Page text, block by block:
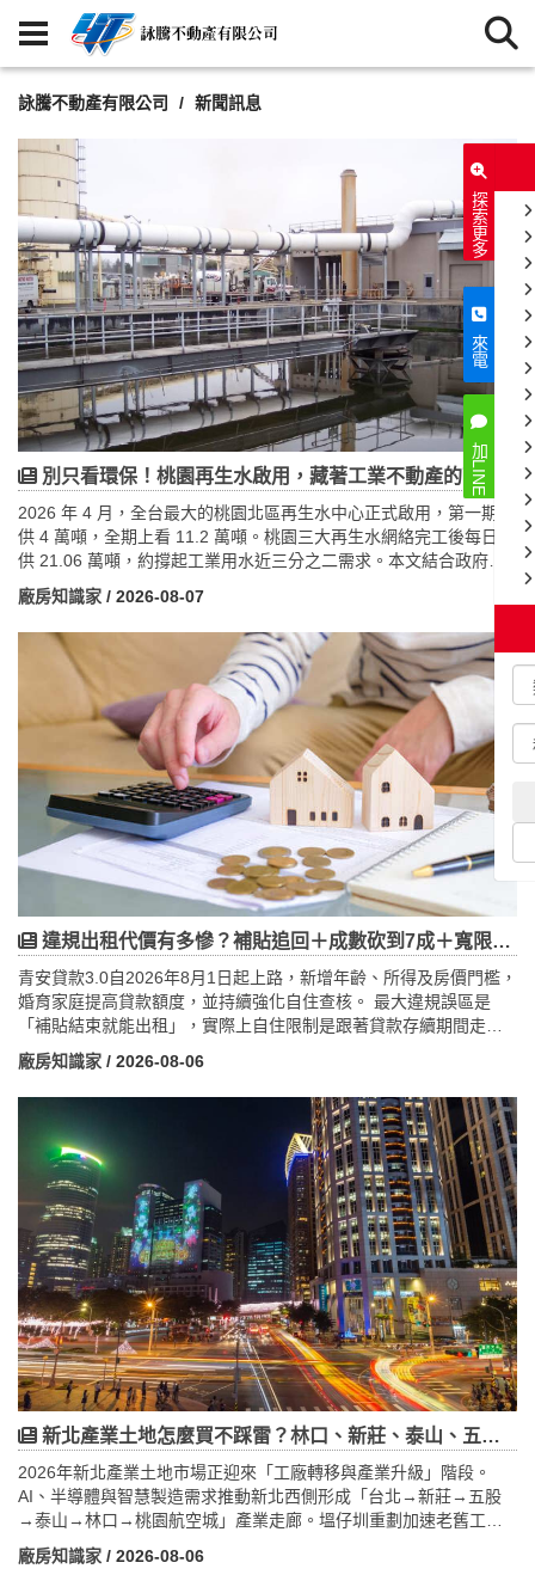
探索更多
來電
加LINE
詠騰不動產有限公司 新聞訊息
別只看環保！桃園再生水啟用，藏著工業不動產的下一個選址密碼
2026 年 4 月，全台最大的桃園北區再生水中心正式啟用，第一期日
供 4 萬噸，全期上看 11.2 萬噸。桃園三大再生水網絡完工後每日可
供 21.06 萬噸，約撐起工業用水近三分之二需求。本文結合政府公
開數據與法規，指出關鍵轉折：2023 年修法後，全國一定規模開發
案都須使用再生水，等於從「選項」變「義務」；並拆解水利署成
本結構，破解「再生水較貴」迷思。更從工商不動產切入，提出少
人談的觀點——29.92 公里專管覆蓋到哪，工業地的供水保障與價值
就到哪，讓「再生水管線」成為桃園設廠選址與土地估值的新變
廠房知識家 / 2026-08-07
違規出租代價有多慘？補貼追回＋成數砍到7成＋寬限期立刻取消
青安貸款3.0自2026年8月1日起上路，新增年齡、所得及房價門檻，
婚育家庭提高貸款額度，並持續強化自住查核。 最大違規誤區是
「補貼結束就能出租」，實際上自住限制是跟著貸款存續期間走，
貸款未清償前出租仍可能違規。申貸人須注意四大紅線：不得出
租、不得人頭申貸、不得營業使用、必須實際自住。政府將透過跨
部會資料勾稽查核，違規恐面臨追回補貼、調整貸款條件、取消優
惠等處分。 若無法繼續自住，可選擇出售、提前清償貸款或轉為一
般房貸，避免產生違規風險。
廠房知識家 / 2026-08-06
新北產業土地怎麼買不踩雷？林口、新莊、泰山、五股一次看懂
2026年新北產業土地市場正迎來「工廠轉移與產業升級」階段。
AI、半導體與智慧製造需求推動新北西側形成「台北→新莊→五股
→泰山→林口→桃園航空城」產業走廊。塭仔圳重劃加速老舊工廠
外移，土地供給減少，使五股、林口等產業腹地價值提升。林口工
一新北國際AI+智慧園區、新北產業園區企業進駐，帶動科技聚落與
廠房知識家 / 2026-08-06